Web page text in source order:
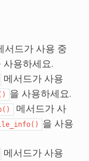
서드가 사용 중
사용하세요.
메서드가 사용
을 사용하세요.
메서드가 사
을 사용
메서드가 사용